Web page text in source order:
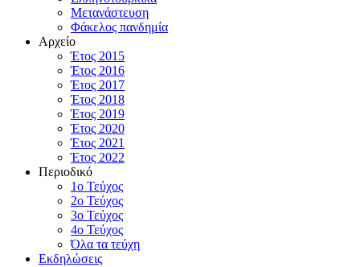
Μετανάστευση
Φάκελος πανδημία
Αρχείο
Έτος 2015
Έτος 2016
Έτος 2017
Έτος 2018
Έτος 2019
Έτος 2020
Έτος 2021
Έτος 2022
Περιοδικό
1ο Τεύχος
2ο Τεύχος
3ο Τεύχος
4o Τεύχος
Όλα τα τεύχη
Εκδηλώσεις